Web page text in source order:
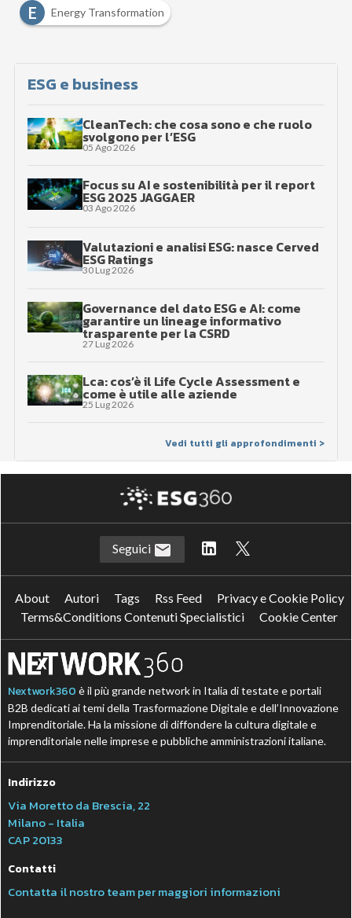
E
Energy Transformation
ESG e business
CleanTech: che cosa sono e che ruolo
svolgono per l’ESG
05 Ago 2026
Focus su AI e sostenibilità per il report
ESG 2025 JAGGAER
03 Ago 2026
Valutazioni e analisi ESG: nasce Cerved
ESG Ratings
30 Lug 2026
Governance del dato ESG e AI: come
garantire un lineage informativo
trasparente per la CSRD
27 Lug 2026
Lca: cos’è il Life Cycle Assessment e
come è utile alle aziende
25 Lug 2026
Vedi tutti gli approfondimenti >
Seguici
About Autori Tags Rss Feed
Privacy e Cookie Policy
Terms&Conditions Contenuti Specialistici
Cookie Center
Nextwork360 è il più grande network in Italia di testate e portali
B2B dedicati ai temi della Trasformazione Digitale e dell’Innovazione
Imprenditoriale. Ha la missione di diffondere la cultura digitale e
imprenditoriale nelle imprese e pubbliche amministrazioni italiane.
Indirizzo
Via Moretto da Brescia, 22
Milano - Italia
CAP 20133
Contatti
Contatta il nostro team per maggiori informazioni